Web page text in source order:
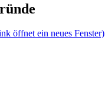
öffnet ein neues Fenster)